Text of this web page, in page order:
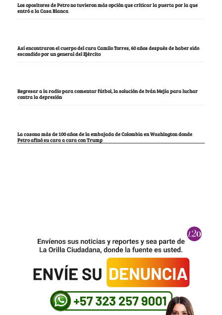
Los opositores de Petro no tuvieron más opción que criticar la puerta por la que
entró a la Casa Blanca
Así encontraron el cuerpo del cura Camilo Torres, 60 años después de haber sido
escondido por un general del Ejército
Regresar a la radio para comentar fútbol, la solución de Iván Mejía para luchar
contra la depresión
La casona más de 100 años de la embajada de Colombia en Washington donde
Petro afinó su cara a cara con Trump